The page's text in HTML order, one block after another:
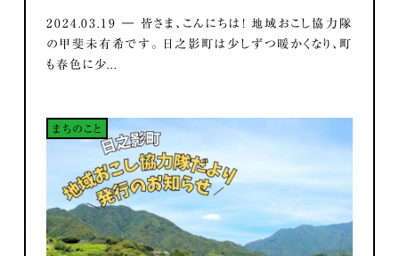
2024.03.19 ― 皆さま、こんにちは！ 地域おこし協力隊
の甲斐未有希です。 日之影町は少しずつ暖かくなり、町
も春色に少...
まちのこと